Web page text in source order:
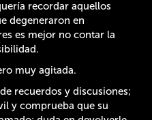
recordar aquellos
degeneraron en
es mejor no contar la
muy agitada.
recuerdos y discusiones;
y comprueba que su